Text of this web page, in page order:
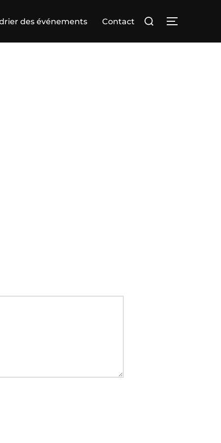
des événements Contact
Rechercher :